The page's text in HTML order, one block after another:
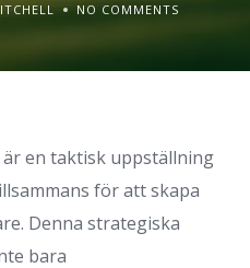
NO COMMENTS
en taktisk uppställning
för att skapa
Denna strategiska
bara